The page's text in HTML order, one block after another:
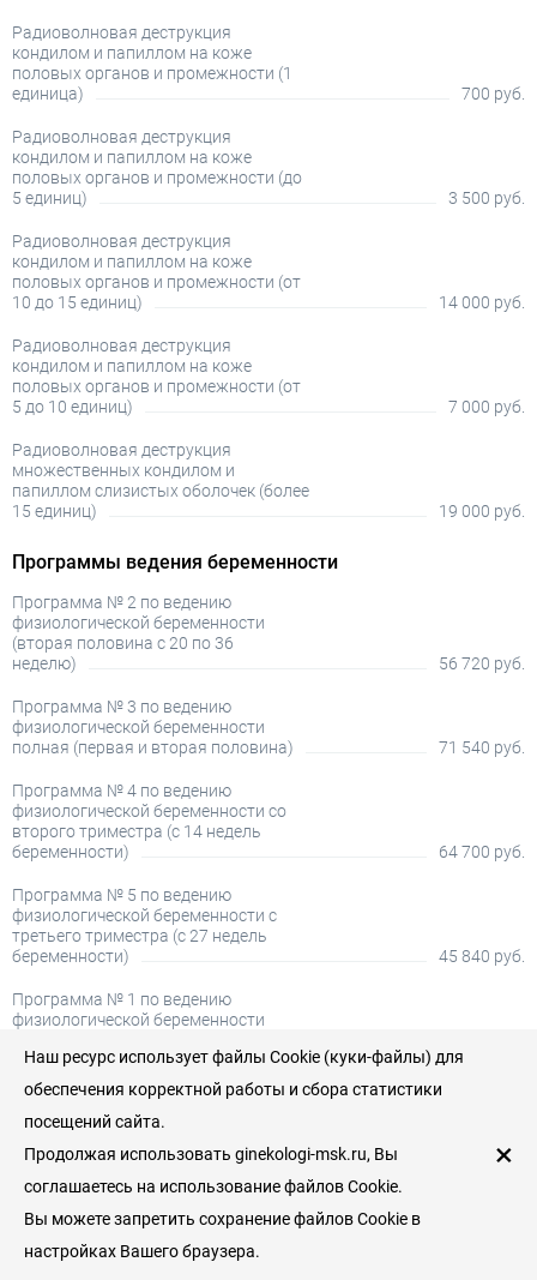
Радиоволновая деструкция
кондилом и папиллом на коже
половых органов и промежности (1
единица)
700 руб.
Радиоволновая деструкция
кондилом и папиллом на коже
половых органов и промежности (до
5 единиц)
3 500 руб.
Радиоволновая деструкция
кондилом и папиллом на коже
половых органов и промежности (от
10 до 15 единиц)
14 000 руб.
Радиоволновая деструкция
кондилом и папиллом на коже
половых органов и промежности (от
5 до 10 единиц)
7 000 руб.
Радиоволновая деструкция
множественных кондилом и
папиллом слизистых оболочек (более
15 единиц)
19 000 руб.
Программы ведения беременности
Программа № 2 по ведению
физиологической беременности
(вторая половина с 20 по 36
неделю)
56 720 руб.
Программа № 3 по ведению
физиологической беременности
полная (первая и вторая половина)
71 540 руб.
Программа № 4 по ведению
физиологической беременности со
второго триместра (с 14 недель
беременности)
64 700 руб.
Программа № 5 по ведению
физиологической беременности с
третьего триместра (с 27 недель
беременности)
45 840 руб.
Программа № 1 по ведению
физиологической беременности
Прочее
Гинекологический массаж
фармакопунтурным точкам в
гинекологии (без стоимости
Наш ресурс использует файлы Cookie (куки-файлы) для
обеспечения корректной работы и сбора статистики
посещений сайта.
Продолжая использовать ginekologi-msk.ru, Вы
соглашаетесь на использование файлов Cookie.
Вы можете запретить сохранение файлов Cookie в
настройках Вашего браузера.
×